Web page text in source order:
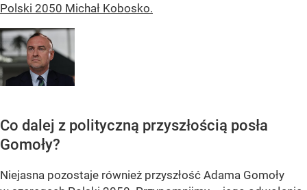
Polski 2050 Michał Kobosko.
Co dalej z polityczną przyszłością posła
Gomoły?
Niejasna pozostaje również przyszłość Adama Gomoły